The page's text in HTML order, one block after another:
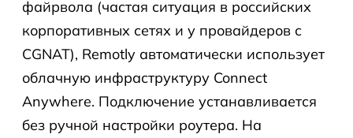
файрвола (частая ситуация в российских
корпоративных сетях и у провайдеров с
CGNAT), Remotly автоматически использует
облачную инфраструктуру Connect
Anywhere. Подключение устанавливается
без ручной настройки роутера. На